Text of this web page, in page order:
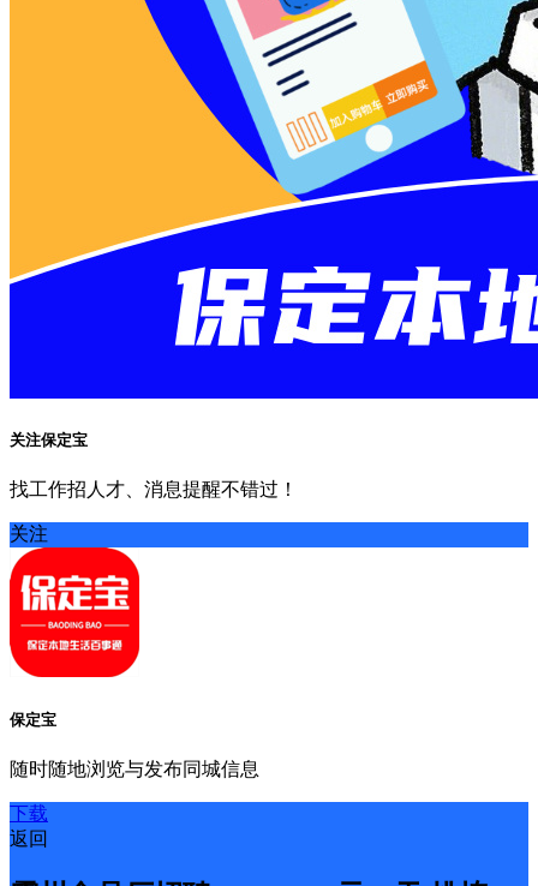
关注保定宝
找工作招人才、消息提醒不错过！
关注
保定宝
随时随地浏览与发布同城信息
下载
返回